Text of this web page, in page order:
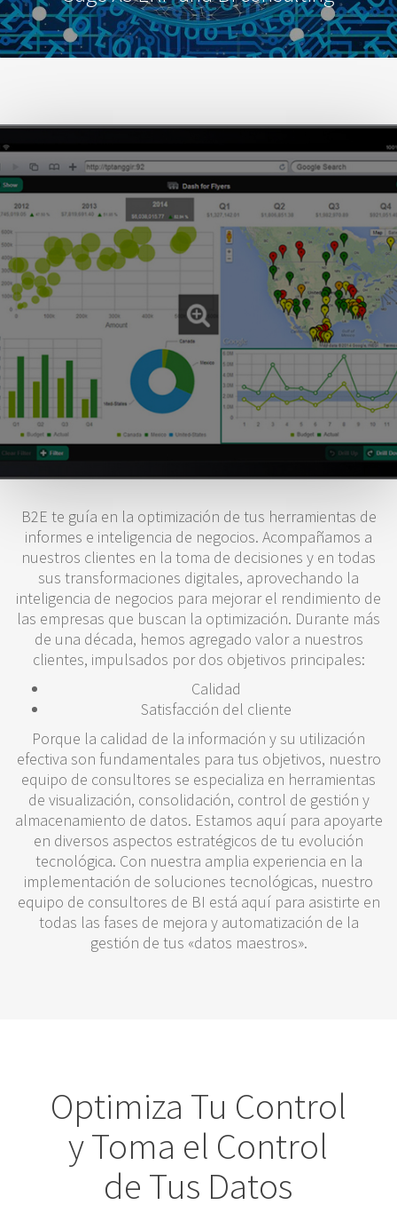
B2E te guía en la optimización de tus herramientas de
informes e inteligencia de negocios. Acompañamos a
nuestros clientes en la toma de decisiones y en todas
sus transformaciones digitales, aprovechando la
inteligencia de negocios para mejorar el rendimiento de
las empresas que buscan la optimización. Durante más
de una década, hemos agregado valor a nuestros
clientes, impulsados por dos objetivos principales:
Calidad
Satisfacción del cliente
Porque la calidad de la información y su utilización
efectiva son fundamentales para tus objetivos, nuestro
equipo de consultores se especializa en herramientas
de visualización, consolidación, control de gestión y
almacenamiento de datos. Estamos aquí para apoyarte
en diversos aspectos estratégicos de tu evolución
tecnológica. Con nuestra amplia experiencia en la
implementación de soluciones tecnológicas, nuestro
equipo de consultores de BI está aquí para asistirte en
todas las fases de mejora y automatización de la
gestión de tus «datos maestros».
Optimiza Tu Control
y Toma el Control
de Tus Datos